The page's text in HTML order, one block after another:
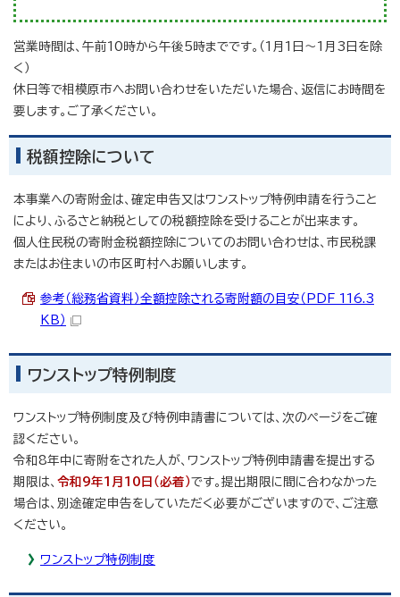
営業時間は、午前10時から午後5時までです。（1月1日～1月3日を除
く）
休日等で相模原市へお問い合わせをいただいた場合、返信にお時間を
要します。ご了承ください。
税額控除について
本事業への寄附金は、確定申告又はワンストップ特例申請を行うこと
により、ふるさと納税としての税額控除を受けることが出来ます。
個人住民税の寄附金税額控除についてのお問い合わせは、市民税課
またはお住まいの市区町村へお願いします。
参考（総務省資料）全額控除される寄附額の目安（PDF 116.3
KB）
ワンストップ特例制度
ワンストップ特例制度及び特例申請書については、次のページをご確
認ください。
令和8年中に寄附をされた人が、ワンストップ特例申請書を提出する
期限は、 令和9年1月10日（必着）です。提出期限に間に合わなかった
場合は、別途確定申告をしていただく必要がございますので、ご注意
ください。
ワンストップ特例制度